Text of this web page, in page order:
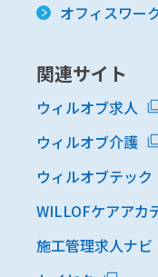
オフィスワー
関連サイト
ウィルオブ求人
ウィルオブ介護
ウィルオブテック
WILLOFケアアカ
施工管理求人ナビ